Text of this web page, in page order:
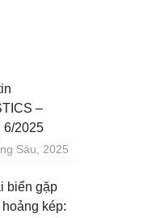
–
6/2025
Sáu, 2025
biển gặp
hoảng kép: